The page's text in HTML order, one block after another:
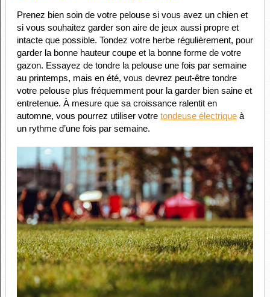
Prenez bien soin de votre pelouse si vous avez un chien et
si vous souhaitez garder son aire de jeux aussi propre et
intacte que possible. Tondez votre herbe régulièrement, pour
garder la bonne hauteur coupe et la bonne forme de votre
gazon. Essayez de tondre la pelouse une fois par semaine
au printemps, mais en été, vous devrez peut-être tondre
votre pelouse plus fréquemment pour la garder bien saine et
entretenue. À mesure que sa croissance ralentit en
automne, vous pourrez utiliser votre tondeuse électriqueà
un rythme d’une fois par semaine.